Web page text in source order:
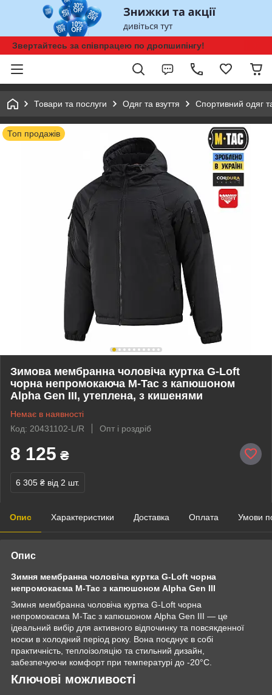
Звертайтесь за співпрацею по дропшипінгу!
Товари та послуги Одяг та взуття Спортивний одяг
Топ продажів
Зимова мембранна чоловіча куртка G-Loft
чорна непромокаюча M-Tac з капюшоном
Alpha Gen III, утеплена, з кишенями
Немає в наявності
Код: 20431102-L/R
Опт і роздріб
8 125 ₴
6 305 ₴ від 2 шт.
Опис Характеристики Доставка Оплата Умови
Опис
Зимня мембранна чоловіча куртка G-Loft чорна
непромокаєма M-Tac з капюшоном Alpha Gen III
Зимня мембранна чоловіча куртка G-Loft чорна
непромокаєма M-Tac з капюшоном Alpha Gen III — це
ідеальний вибір для активного відпочинку та повсякденної
носки в холодний період року. Вона поєднує в собі
практичність, теплоізоляцію та стильний дизайн,
забезпечуючи комфорт при температурі до -20°C.
Ключові можливості